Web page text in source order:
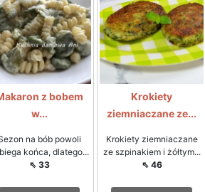
z bobem
w...
na bób powoli
końca, dlatego...
⇖ 33
Krokiety
ziemniaczane ze...
Krokiety ziemniaczane
ze szpinakiem i żółtym...
⇖ 46